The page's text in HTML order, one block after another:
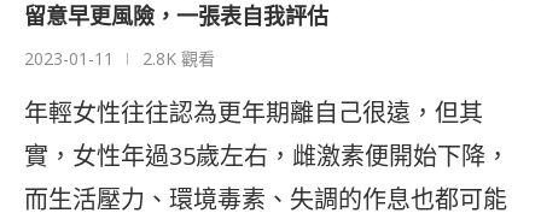
留意早更風險，一張表自我評估
2023-01-11 2.8K 觀看
年輕女性往往認為更年期離自己很遠，但其
實，女性年過35歲左右，雌激素便開始下降，
而生活壓力、環境毒素、失調的作息也都可能